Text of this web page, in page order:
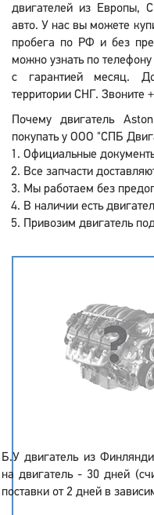
двигателей из Европы,
авто. У нас вы можете
пробега по РФ и без
можно узнать по
с гарантией месяц.
территории СНГ. Звоните
Почему двигатель
покупать у ООО "СПБ
Официальные
Все запчасти
Мы работаем без
В наличии есть
Привозим двигатель
Б.У двигатель из
на двигатель - 30 дней
поставки от 2 дней в